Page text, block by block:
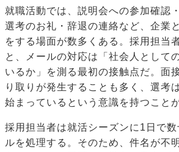
就職活動では、説明会への参加確認
選考のお礼・辞退の連絡など、企業
をする場面が数多くある。採用担当
と、メールの対応は「社会人として
いるか」を測る最初の接触点だ。面
り取りが発生することも多く、選考
始まっているという意識を持つこと
採用担当者は就活シーズンに1日で
ルを処理する。そのため、件名が不